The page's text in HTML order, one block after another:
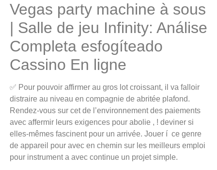
Vegas party machine à sous
| Salle de jeu Infinity: Análise
Completa esfogíteado
Cassino En ligne
✅ Pour pouvoir affirmer au gros lot croissant, il va falloir
distraire au niveau en compagnie de abritée plafond.
Rendez-vous sur cet de l’environnement des paiements
avec affermir leurs exigences pour abolie , ! deviner si
elles-mêmes fascinent pour un arrivée. Jouer í ce genre
de appareil pour avec en chemin sur les meilleurs emploi
pour instrument a avec continue un projet simple.